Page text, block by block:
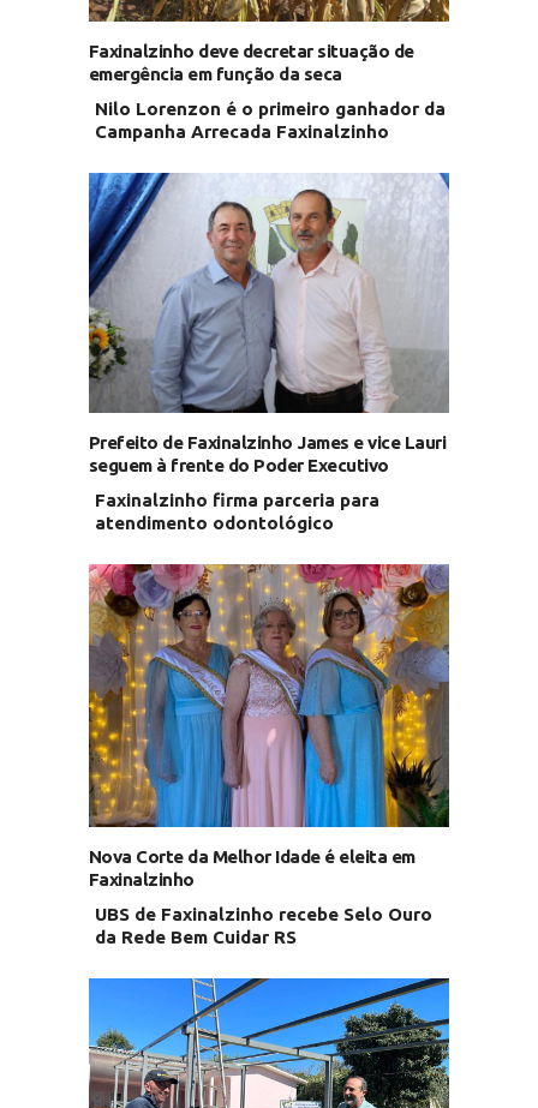
Faxinalzinho deve decretar situação de
emergência em função da seca
Nilo Lorenzon é o primeiro ganhador da
Campanha Arrecada Faxinalzinho
Prefeito de Faxinalzinho James e vice Lauri
seguem à frente do Poder Executivo
Faxinalzinho firma parceria para
atendimento odontológico
Nova Corte da Melhor Idade é eleita em
Faxinalzinho
UBS de Faxinalzinho recebe Selo Ouro
da Rede Bem Cuidar RS